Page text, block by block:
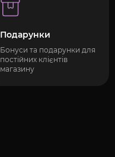
Подарунки
Бонуси та подарунки для
постійних клієнтів
магазину